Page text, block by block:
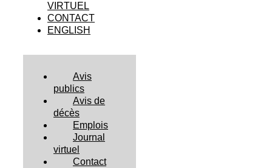
VIRTUEL
CONTACT
ENGLISH
Avis
publics
Avis de
décès
Emplois
Journal
virtuel
Contact